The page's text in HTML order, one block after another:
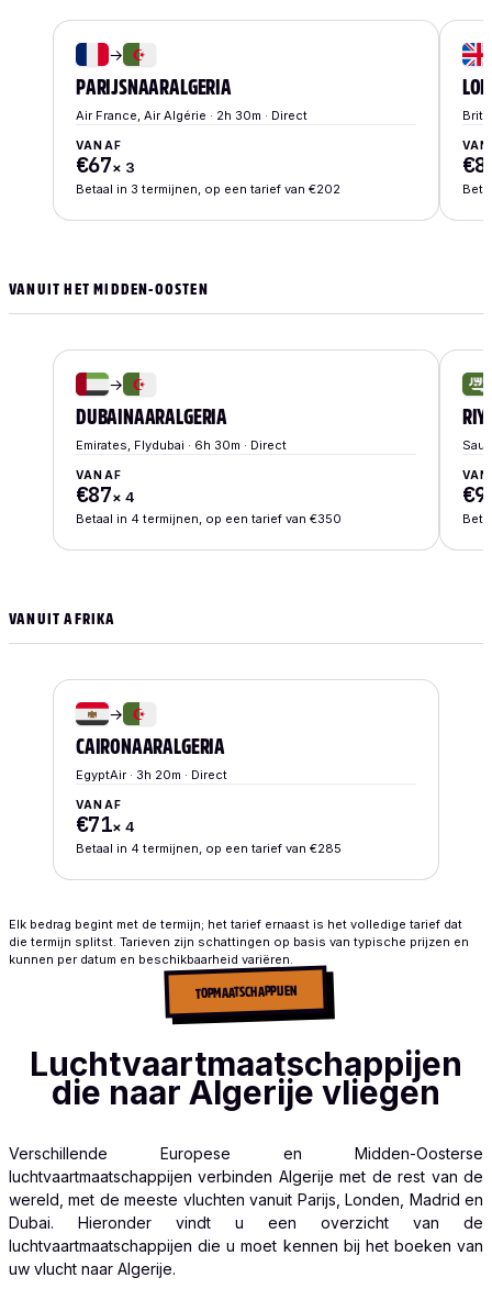
→
PARIJSNAARALGERIA
Air France, Air Algérie · 2h 30m · Direct
VANAF
€67× 3
Betaal in 3 termijnen, op een tarief van €202
VANUIT HET MIDDEN-OOSTEN
→
DUBAI NAARALGERIA
Emirates, Flydubai · 6h 30m · Direct
VANAF
€87× 4
Betaal in 4 termijnen, op een tarief van €350
VANUIT AFRIKA
→
CAIRO NAARALGERIA
EgyptAir · 3h 20m · Direct
VANAF
€71× 4
Betaal in 4 termijnen, op een tarief van €285
Elk bedrag begint met de termijn; het tarief ernaast is het volledige tarief dat
die termijn splitst. Tarieven zijn schattingen op basis van typische prijzen en
kunnen per datum en beschikbaarheid variëren.
TOPMAATSCHAPPIJEN
Luchtvaartmaatschappijen
die naar Algerije vliegen
Verschillende Europese en Midden-Oosterse
luchtvaartmaatschappijen verbinden Algerije met de rest van de
wereld, met de meeste vluchten vanuit Parijs, Londen, Madrid en
Dubai. Hieronder vindt u een overzicht van de
luchtvaartmaatschappijen die u moet kennen bij het boeken van
uw vlucht naar Algerije.